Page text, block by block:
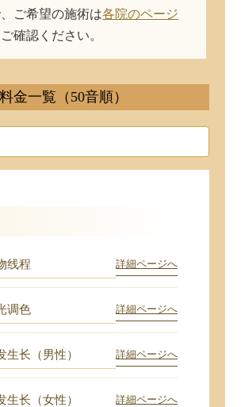
ご希望の施術は各院のページ
確認ください。
料金一覧（50音順）
线程 詳細ページへ
调色 詳細ページへ
生长（男性） 詳細ページへ
生长（女性） 詳細ページへ